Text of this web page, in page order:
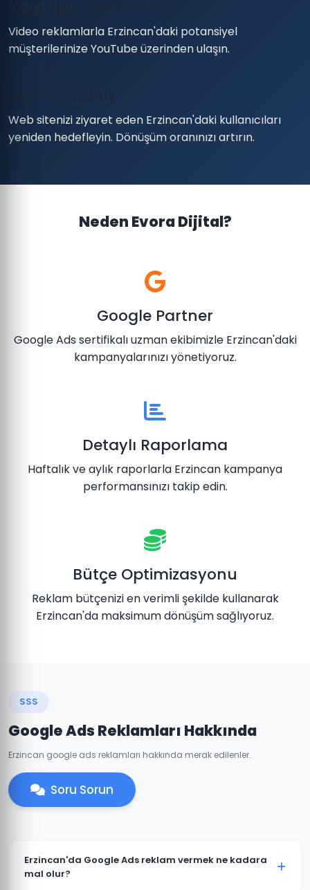
Video reklamlarla Erzincan'daki potansiyel
müşterilerinize YouTube üzerinden ulaşın.
Web sitenizi ziyaret eden Erzincan'daki kullanıcıları
yeniden hedefleyin. Dönüşüm oranınızı artırın.
Neden Evora Dijital?
Google Partner
Google Ads sertifikalı uzman ekibimizle Erzincan'daki
kampanyalarınızı yönetiyoruz.
Detaylı Raporlama
Haftalık ve aylık raporlarla Erzincan kampanya
performansınızı takip edin.
Bütçe Optimizasyonu
Reklam bütçenizi en verimli şekilde kullanarak
Erzincan'da maksimum dönüşüm sağlıyoruz.
SSS
Google Ads Reklamları Hakkında
Erzincan google ads reklamları hakkında merak edilenler.
Soru Sorun
Erzincan'da Google Ads reklam vermek ne kadara
mal olur?